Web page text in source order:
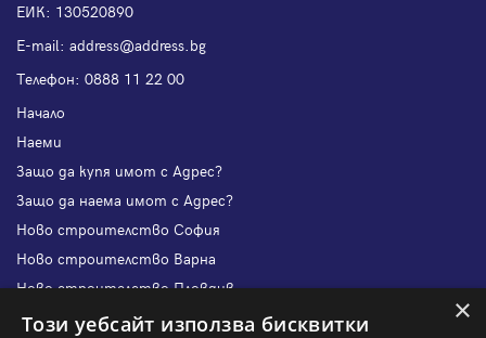
ЕИК: 130520890
Е-mail: address@address.bg
Телефон: 0888 11 22 00
Начало
Наеми
Защо да купя имот с Адрес?
Защо да наема имот с Адрес?
Ново строителство София
Ново строителство Варна
Ново строителство Пловдив
Ново строителство Бургас
×
Този уебсайт използва бисквитки